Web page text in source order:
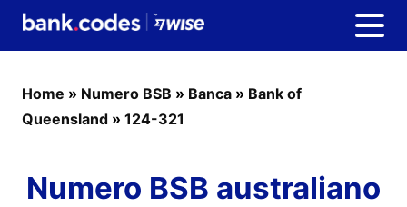
Home » Numero BSB » Banca » Bank of
Queensland » 124-321
Numero BSB australiano